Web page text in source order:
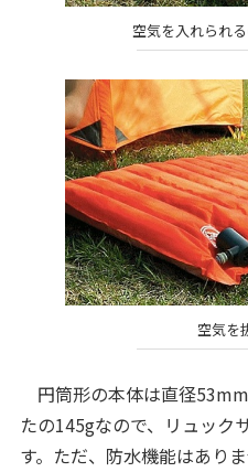
空気を入れられ
空気を
円筒形の本体は直径
たの145gなので、リュック
す。ただ、防水機能はあり